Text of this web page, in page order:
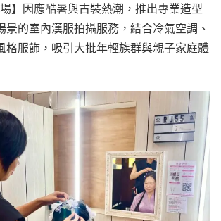
】因應酷暑與古裝熱潮，推出專業造型
景的室內漢服拍攝服務，結合冷氣空調、
格服飾，吸引大批年輕族群與親子家庭體